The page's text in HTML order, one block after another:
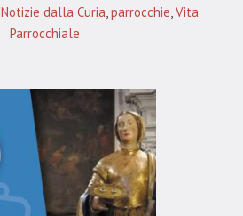
Notizie dalla Curia parrocchie Vita
Parrocchiale